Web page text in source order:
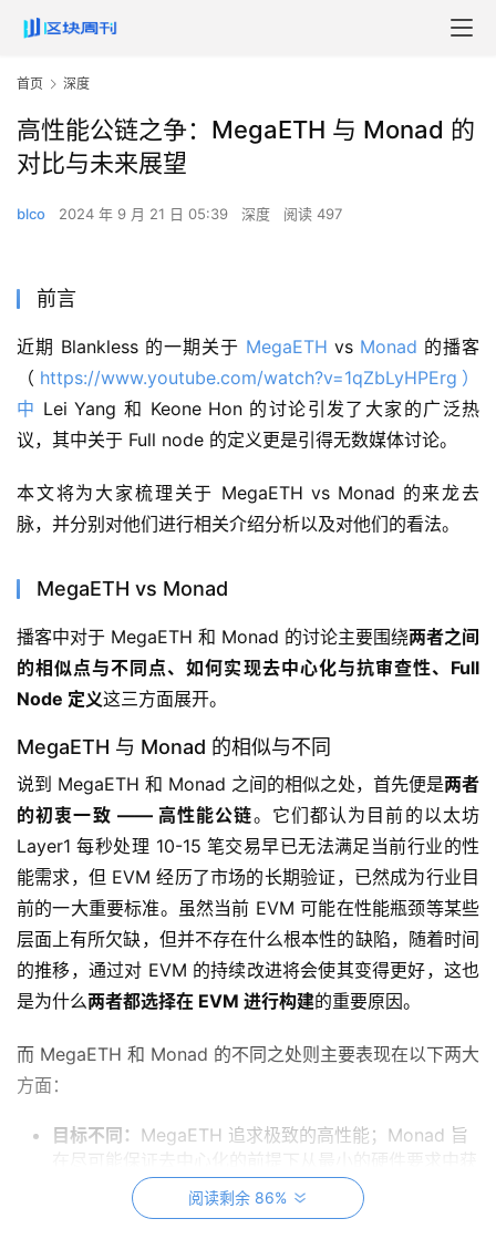
首页 深度
高性能公链之争：MegaETH 与 Monad 的
对比与未来展望
blco 2024 年 9 月 21 日 05:39 深度 阅读 497
前言
近期 Blankless 的一期关于 MegaETH vs Monad 的播客
（ https://www.youtube.com/watch?v=1qZbLyHPErg）
中 Lei Yang 和 Keone Hon 的讨论引发了大家的广泛热
议，其中关于 Full node 的定义更是引得无数媒体讨论。
本文将为大家梳理关于 MegaETH vs Monad 的来龙去
脉，并分别对他们进行相关介绍分析以及对他们的看法。
MegaETH vs Monad
播客中对于 MegaETH 和 Monad 的讨论主要围绕两者之间
的相似点与不同点、如何实现去中心化与抗审查性、Full
Node 定义这三方面展开。
MegaETH 与 Monad 的相似与不同
说到 MegaETH 和 Monad 之间的相似之处，首先便是两者
的初衷一致 —— 高性能公链。它们都认为目前的以太坊
Layer1 每秒处理 10-15 笔交易早已无法满足当前行业的性
能需求，但 EVM 经历了市场的长期验证，已然成为行业目
前的一大重要标准。虽然当前 EVM 可能在性能瓶颈等某些
层面上有所欠缺，但并不存在什么根本性的缺陷，随着时间
的推移，通过对 EVM 的持续改进将会使其变得更好，这也
是为什么两者都选择在 EVM 进行构建的重要原因。
而 MegaETH 和 Monad 的不同之处则主要表现在以下两大
方面：
目标不同： MegaETH 追求极致的高性能；Monad 旨
得最大性能。
架构不同：基于上述的目标，MegaETH 对目前所有的
阅读剩余 86%